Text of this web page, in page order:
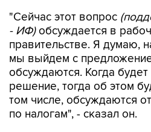
"Сейчас этот вопрос
- ИФ)обсуждается в
правительстве. Я думаю,
мы выйдем с
обсуждаются. Когда
решение, тогда об этом
том числе, обсуждаются
по налогам", - сказал он.